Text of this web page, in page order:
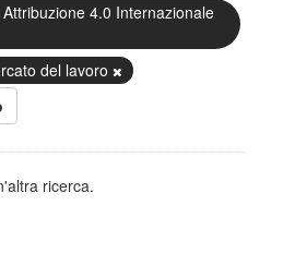
4.0 Internazionale
del lavoro
ricerca.